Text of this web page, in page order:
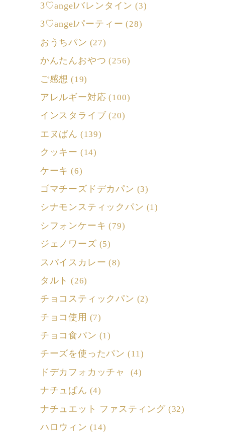
3♡angelバレンタイン (3)
3♡angelパーティー (28)
おうちパン (27)
かんたんおやつ (256)
ご感想 (19)
アレルギー対応 (100)
インスタライブ (20)
エヌぱん (139)
クッキー (14)
ケーキ (6)
ゴマチーズドデカパン (3)
シナモンスティックパン (1)
シフォンケーキ (79)
ジェノワーズ (5)
スパイスカレー (8)
タルト (26)
チョコスティックパン (2)
チョコ使用 (7)
チョコ食パン (1)
チーズを使ったパン (11)
ドデカフォカッチャ (4)
ナチュぱん (4)
ナチュエット ファスティング (32)
ハロウィン (14)